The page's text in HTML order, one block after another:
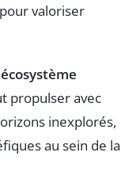
valoriser
écosystème
propulser avec
inexplorés,
au sein de la